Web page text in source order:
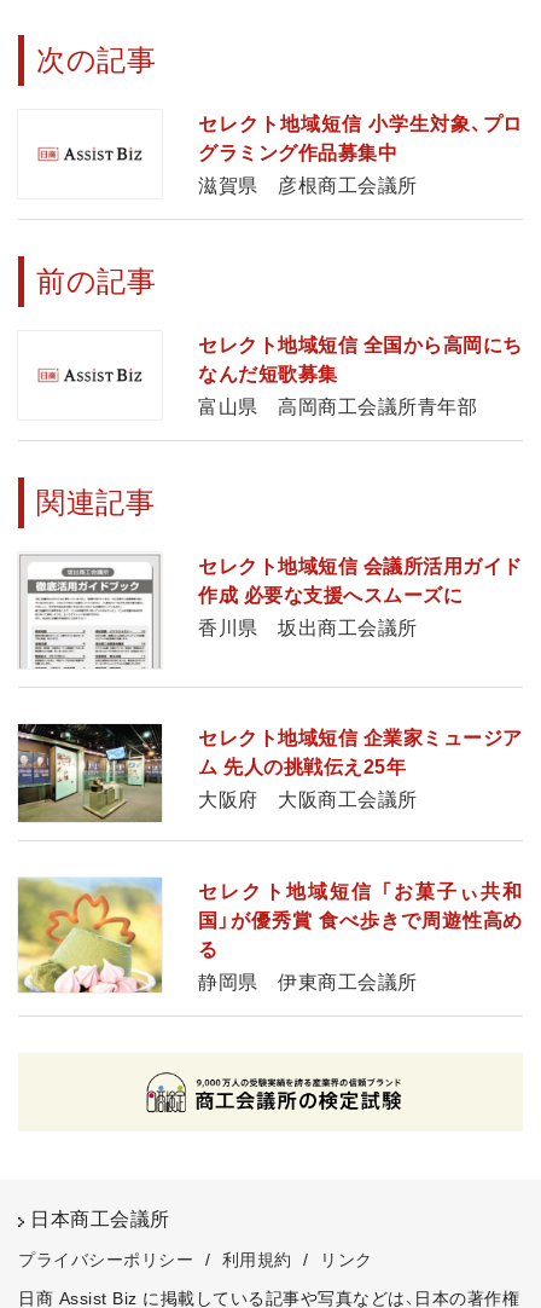
次の記事
セレクト地域短信 小学生対象、プロ
グラミング作品募集中
滋賀県 彦根商工会議所
前の記事
セレクト地域短信 全国から高岡にち
なんだ短歌募集
富山県 高岡商工会議所青年部
関連記事
セレクト地域短信 会議所活用ガイド
作成 必要な支援へスムーズに
香川県 坂出商工会議所
セレクト地域短信 企業家ミュージア
ム 先人の挑戦伝え25年
大阪府 大阪商工会議所
セレクト地域短信 「お菓子ぃ共和
国」が優秀賞 食べ歩きで周遊性高め
る
静岡県 伊東商工会議所
日本商工会議所
プライバシーポリシー / 利用規約 /
リンク
日商 Assist Biz に掲載している記事や写真などは、日本の著作権